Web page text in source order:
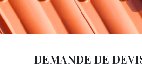
DEMANDE DE